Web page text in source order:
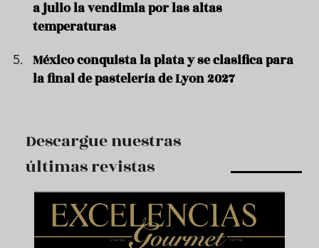
a julio la vendimia por las altas
temperaturas
México conquista la plata y se clasifica para
la final de pastelería de Lyon 2027
Descargue nuestras
últimas revistas